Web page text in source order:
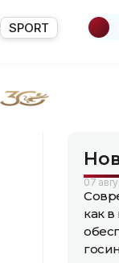
SPORT
07
как